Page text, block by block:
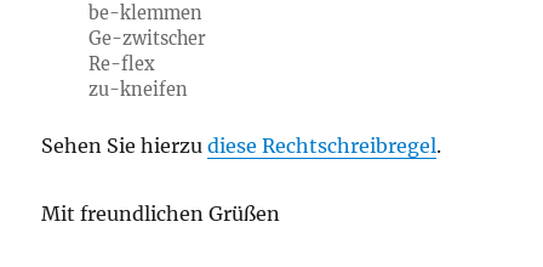
be-klemmen
Ge-zwitscher
Re-flex
zu-kneifen
Sehen Sie hierzudiese Rechtschreibregel.
Mit freundlichen Grüßen